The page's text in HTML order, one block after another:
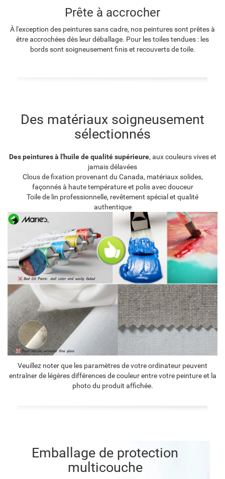
Prête à accrocher
À l'exception des peintures sans cadre, nos peintures sont prêtes à
être accrochées dès leur déballage. Pour les toiles tendues : les
bords sont soigneusement finis et recouverts de toile.
Des matériaux soigneusement
sélectionnés
Des peintures à l'huile de qualité supérieure, aux couleurs vives et
jamais délavées
Clous de fixation provenant du Canada, matériaux solides,
façonnés à haute température et polis avec douceur
Toile de lin professionnelle, revêtement spécial et qualité
authentique
Veuillez noter que les paramètres de votre ordinateur peuvent
entraîner de légères différences de couleur entre votre peinture et la
photo du produit affichée.
Emballage de protection
multicouche